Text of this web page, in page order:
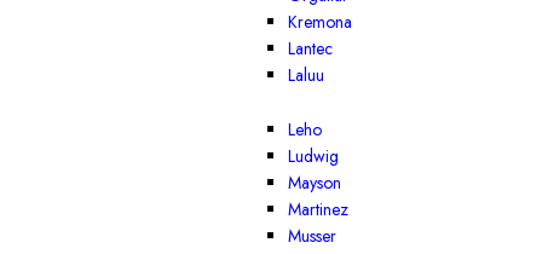
Kremona
Lantec
Laluu
Leho
Ludwig
Mayson
Martinez
Musser